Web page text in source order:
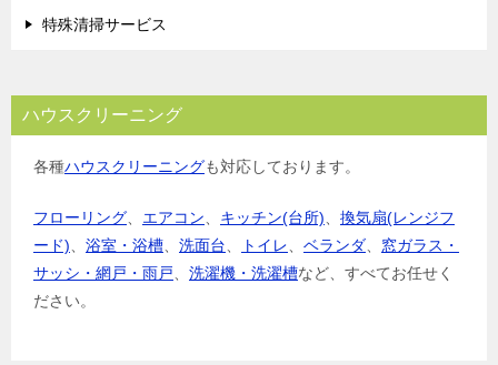
特殊清掃サービス
ハウスクリーニング
各種ハウスクリーニングも対応しております。
フローリング、 エアコン、 キッチン(台所)、 換気扇(レンジフ
ード)、 浴室・浴槽、 洗面台、 トイレ、 ベランダ、 窓ガラス・
サッシ・網戸・雨戸、 洗濯機・洗濯槽など、すべてお任せく
ださい。